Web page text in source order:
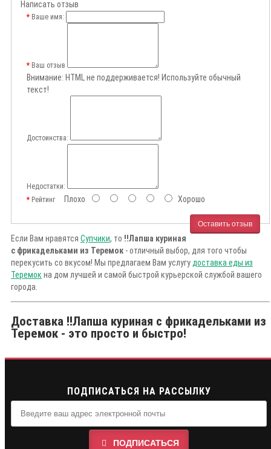
Написать отзыв
Ваше имя:
Ваш отзыв
Внимание: HTML не поддерживается! Используйте обычный
текст!
Достоинства:
Недостатки:
РейтингПлохо Хорошо
Оставить отзыв
Если Вам нравятся Супчики, то !!Лапша куриная
с фрикадельками из Теремок - отличный выбор, для того чтобы
перекусить со вкусом! Мы предлагаем Вам услугу доставка еды из
Теремок на дом лучшей и самой быстрой курьерской службой вашего
города.
Доставка !!Лапша куриная с фрикадельками из
Теремок - это просто и быстро!
ПОДПИСАТЬСЯ НА РАССЫЛКУ
ПОДПИСАТЬСЯ